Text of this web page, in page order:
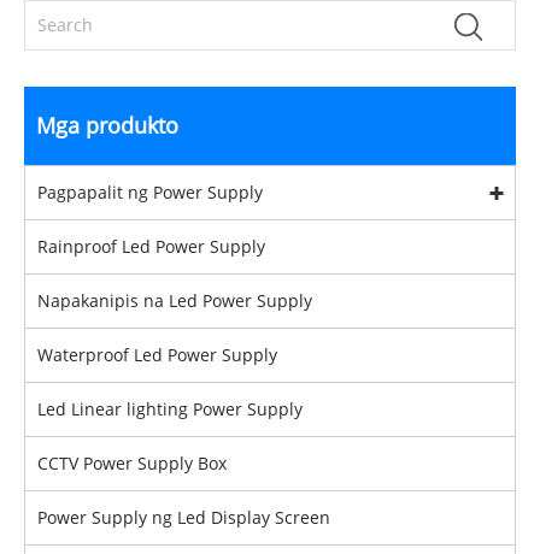
Mga produkto
Pagpapalit ng Power Supply
Rainproof Led Power Supply
Napakanipis na Led Power Supply
Waterproof Led Power Supply
Led Linear lighting Power Supply
CCTV Power Supply Box
Power Supply ng Led Display Screen